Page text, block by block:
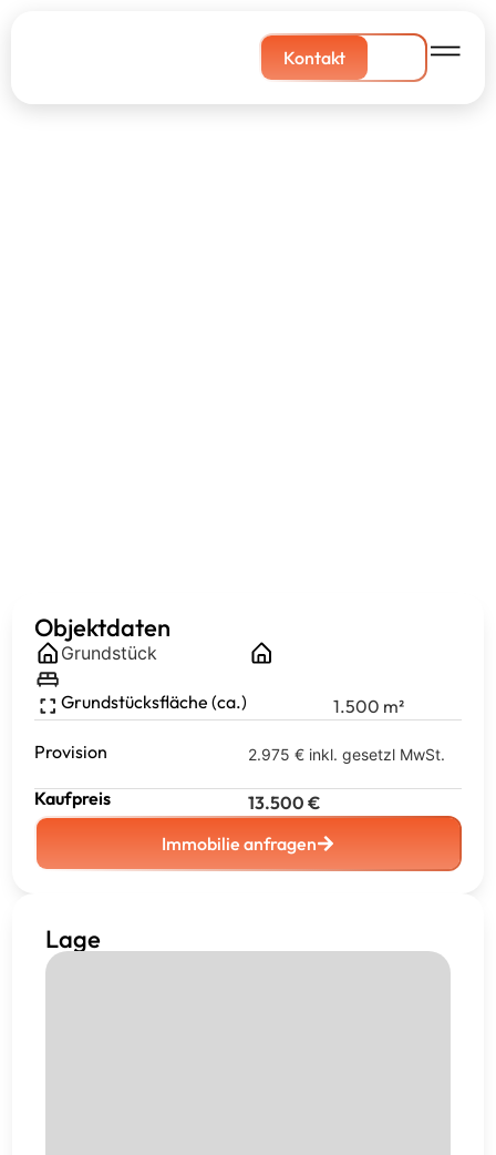
Kontakt
Objektdaten
Grundstück
Grundstücksfläche (ca.) 1.500 m²
Provision 2.975 € inkl. gesetzl MwSt.
Kaufpreis 13.500 €
Immobilie anfragen
Lage